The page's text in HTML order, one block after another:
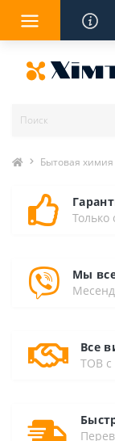
Бытовая химия
Только
Мы
Все
ТОВ